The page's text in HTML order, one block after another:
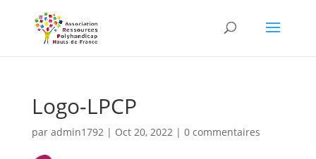
content
Logo-LPCP
par admin1792| Oct 20, 2022| 0 commentaires